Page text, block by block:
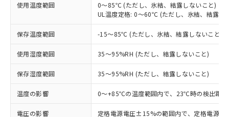
使用温度範囲
0～85℃ (ただし、氷結、結露しないこと)
UL温度定格: 0～60℃ (ただし、氷結、結露し
保存温度範囲 -15～85℃ (ただし、氷結、結露しないこと)
使用湿度範囲 35～95%RH (ただし、結露しないこと)
保存湿度範囲 35～95%RH (ただし、結露しないこと)
温度の影響 0～+85℃の温度範囲内で、23℃時の検出距
電圧の影響 定格電源電圧±15%の範囲内で、定格電源
以下の条件をお読みいただき、同意のうえ
ご利用ください。
本サービスは、当社制御機器事業取扱
商品の当社在庫状況および標準価格
(税抜)を提供させていただくもので
当社制御機器事業取扱商品の中には、
本サービスの対象外となる商品もある
ことをご了承ください。
対応予定なし：EU RoHS指令（10物質）の
非含有に非対応の商品で、対応品を出す予
定はありません。
調査・確認中：EU RoHS指令（10物質）の
非含有の対応状況を調査中または確認中の
非該当品：ライセンス料など無形物で、有
害物質有無と関係のない商品です。
仕入先様の事情により、非含有部品として
いたものが、含有品と判明した場合などや
※1 中国RoHS○×表
「○」：最大均質材料含有率が中国RoHSの
基準値以下であることを示します。
「×」：最大均質材料含有率が中国RoHSの
基準値を超えていることを示します。
「－」：未確認です。当社販売部門へお問
当社は、これら貴社製品のうち、外国